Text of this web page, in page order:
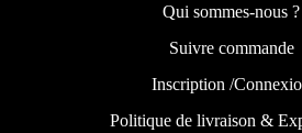
Qui sommes-nous ?
Suivre commande
Inscription /
Politique de livraison &